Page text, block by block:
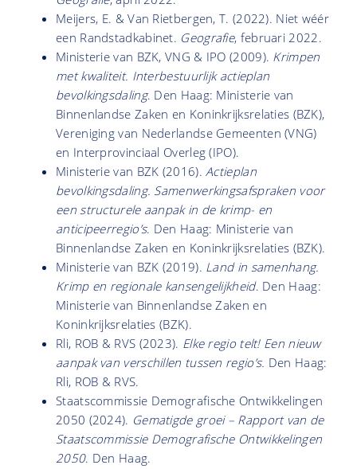
Meijers, E. & Van Rietbergen, T. (2022). Niet wéér
een Randstadkabinet. Geografie, februari 2022.
Ministerie van BZK, VNG & IPO (2009). Krimpen
met kwaliteit. Interbestuurlijk actieplan
bevolkingsdaling. Den Haag: Ministerie van
Binnenlandse Zaken en Koninkrijksrelaties (BZK),
Vereniging van Nederlandse Gemeenten (VNG)
en Interprovinciaal Overleg (IPO).
Ministerie van BZK (2016).Actieplan
bevolkingsdaling. Samenwerkingsafspraken voor
een structurele aanpak in de krimp- en
anticipeerregio’s. Den Haag: Ministerie van
Binnenlandse Zaken en Koninkrijksrelaties (BZK).
Ministerie van BZK (2019). Land in samenhang.
Krimp en regionale kansengelijkheid. Den Haag:
Ministerie van Binnenlandse Zaken en
Koninkrijksrelaties (BZK).
Rli, ROB & RVS (2023). Elke regio telt! Een nieuw
aanpak van verschillen tussen regio’s. Den Haag:
Rli, ROB & RVS.
Staatscommissie Demografische Ontwikkelingen
2050 (2024). Gematigde groei – Rapport van de
Staatscommissie Demografische Ontwikkelingen
2050. Den Haag.